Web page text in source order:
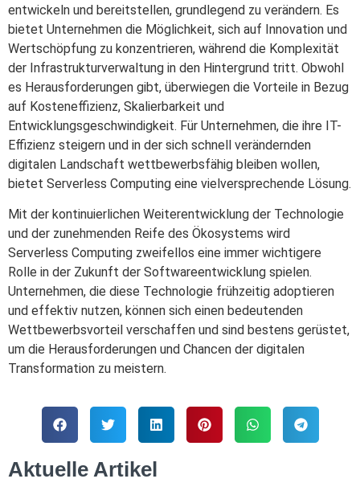
entwickeln und bereitstellen, grundlegend zu verändern. Es
bietet Unternehmen die Möglichkeit, sich auf Innovation und
Wertschöpfung zu konzentrieren, während die Komplexität
der Infrastrukturverwaltung in den Hintergrund tritt. Obwohl
es Herausforderungen gibt, überwiegen die Vorteile in Bezug
auf Kosteneffizienz, Skalierbarkeit und
Entwicklungsgeschwindigkeit. Für Unternehmen, die ihre IT-
Effizienz steigern und in der sich schnell verändernden
digitalen Landschaft wettbewerbsfähig bleiben wollen,
bietet Serverless Computing eine vielversprechende Lösung.
Mit der kontinuierlichen Weiterentwicklung der Technologie
und der zunehmenden Reife des Ökosystems wird
Serverless Computing zweifellos eine immer wichtigere
Rolle in der Zukunft der Softwareentwicklung spielen.
Unternehmen, die diese Technologie frühzeitig adoptieren
und effektiv nutzen, können sich einen bedeutenden
Wettbewerbsvorteil verschaffen und sind bestens gerüstet,
um die Herausforderungen und Chancen der digitalen
Transformation zu meistern.
Aktuelle Artikel